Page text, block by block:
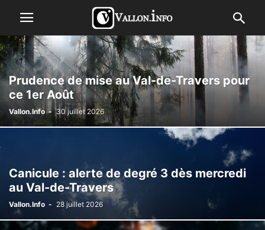
Prudence de mise au Val-de-Travers pour
ce 1er Août
Vallon.Info - 30 juillet 2026
Canicule : alerte de degré 3 dès mercredi
au Val-de-Travers
Vallon.Info - 28 juillet 2026